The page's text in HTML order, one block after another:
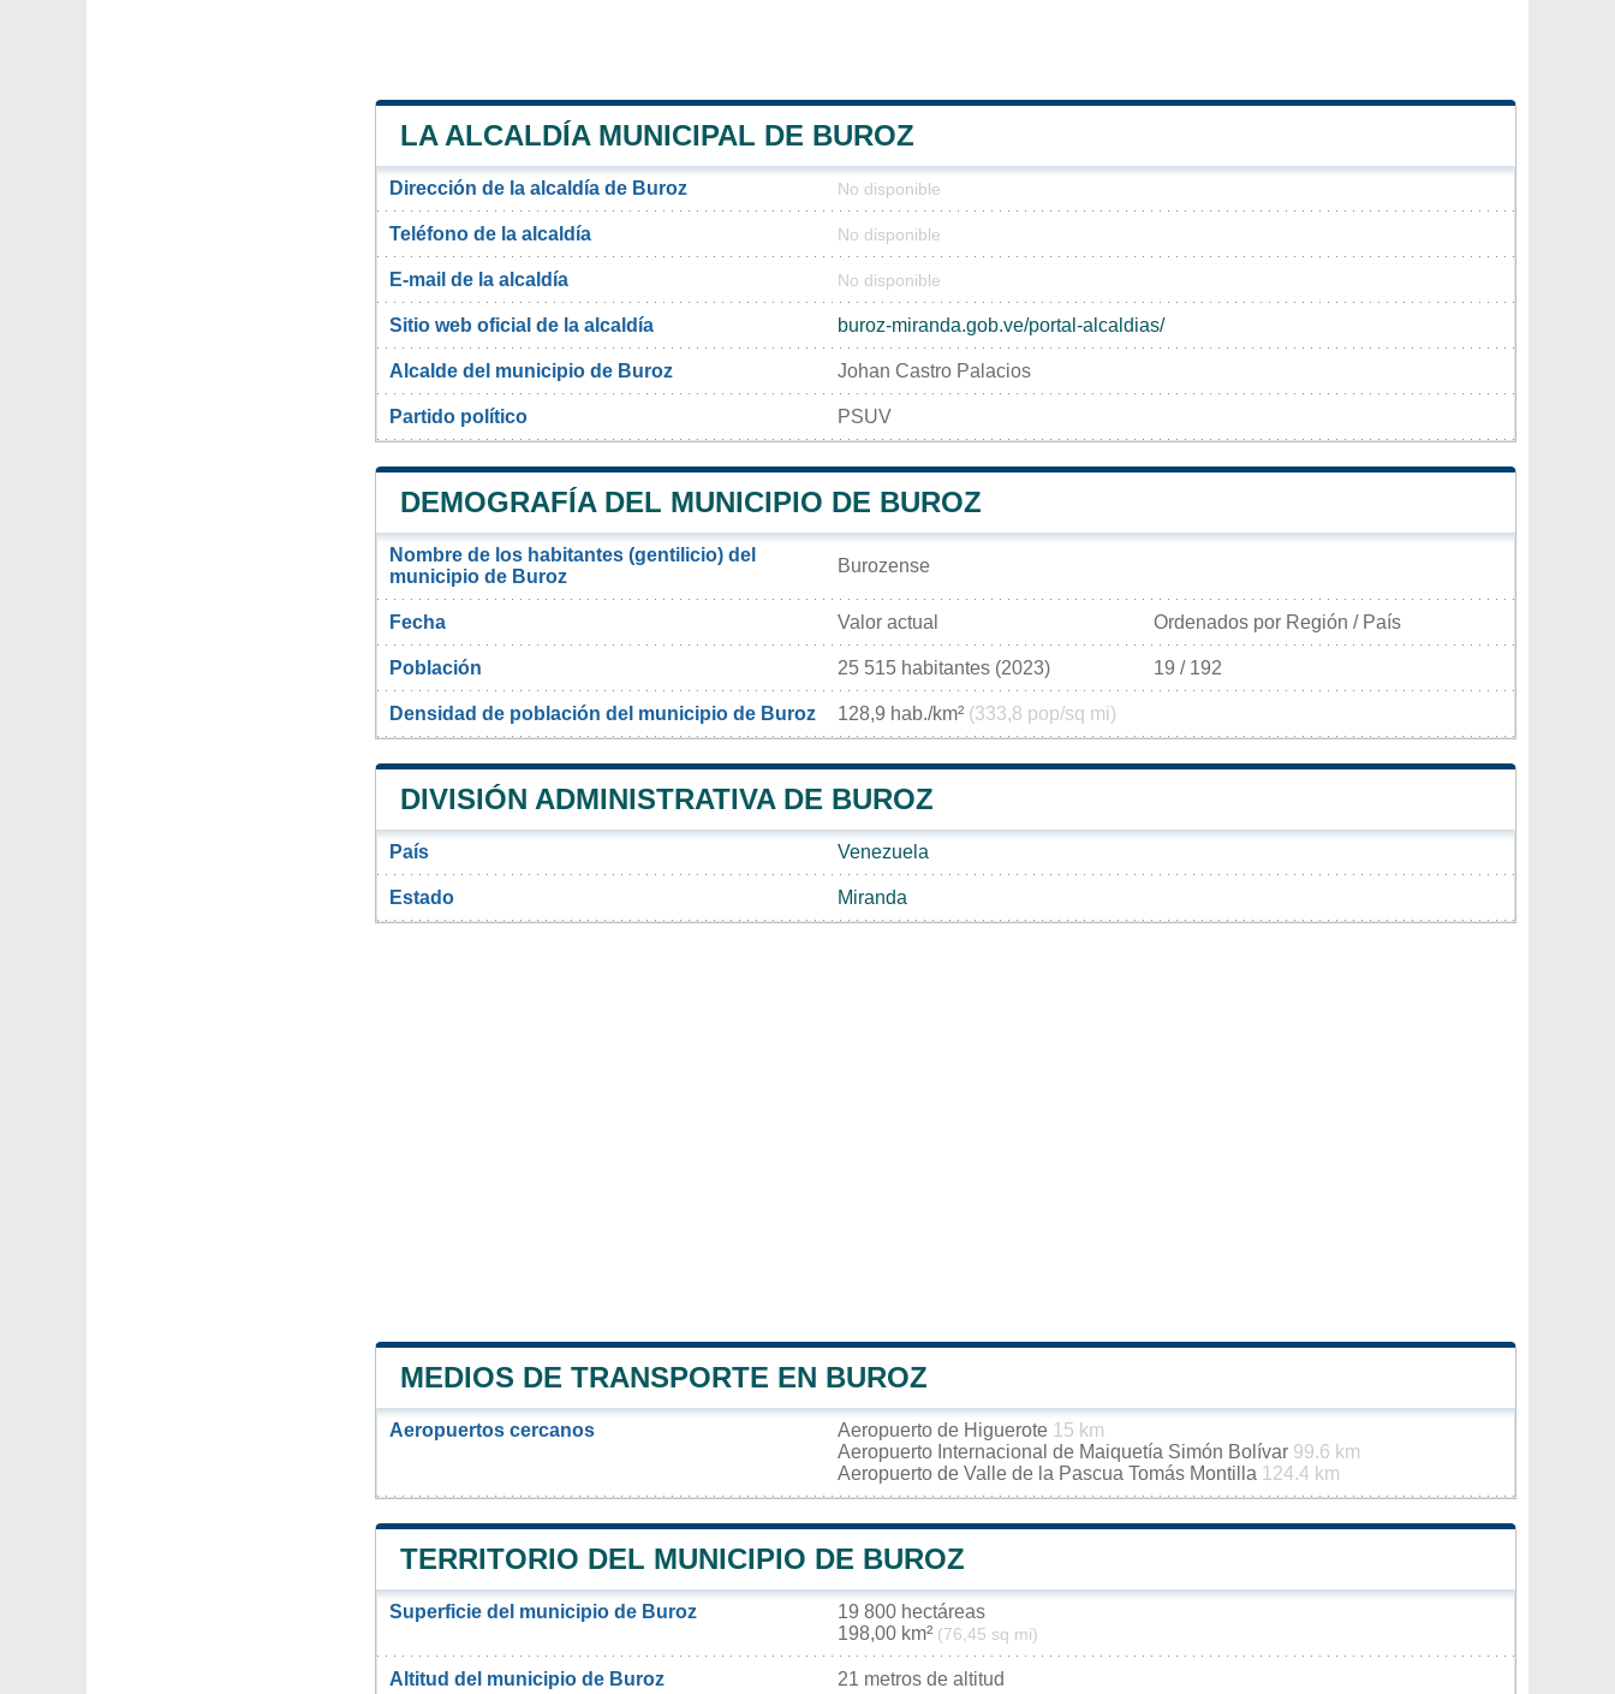
LA ALCALDÍA MUNICIPAL DE BUROZ
Dirección de la alcaldía de Buroz No disponible
Teléfono de la alcaldía No disponible
E-mail de la alcaldía No disponible
Sitio web oficial de la alcaldía buroz-miranda.gob.ve/portal-alcaldias/
Alcalde del municipio de Buroz Johan Castro Palacios
Partido político PSUV
DEMOGRAFÍA DEL MUNICIPIO DE BUROZ
Nombre de los habitantes (gentilicio) del
municipio de Buroz
Burozense
Fecha Valor actual Ordenados por Región / País
Población 25 515 habitantes (2023) 19 / 192
Densidad de población del municipio de Buroz 128,9 hab./km² (333,8 pop/sq mi)
DIVISIÓN ADMINISTRATIVA DE BUROZ
País Venezuela
Estado Miranda
MEDIOS DE TRANSPORTE EN BUROZ
Aeropuertos cercanos Aeropuerto de Higuerote 15 km
Aeropuerto Internacional de Maiquetía Simón Bolívar 99.6 km
Aeropuerto de Valle de la Pascua Tomás Montilla 124.4 km
TERRITORIO DEL MUNICIPIO DE BUROZ
Superficie del municipio de Buroz
19 800 hectáreas
198,00 km² (76,45 sq mi)
Altitud del municipio de Buroz 21 metros de altitud